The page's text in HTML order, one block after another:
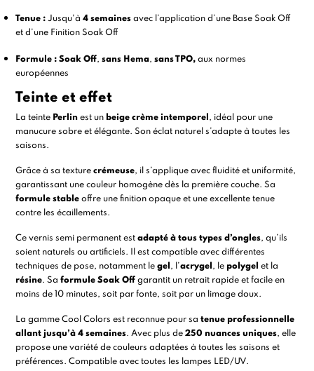
Tenue : Jusqu'à4 semaines avec l’application d’une Base Soak Off
et d’une Finition Soak Off
Formule : Soak Off,sans Hema, sans TPO, aux normes
européennes
Teinte et effet
La teinte Perlinest un beige crème intemporel , idéal pour une
manucure sobre et élégante. Son éclat naturel s’adapte à toutes les
saisons.
Grâce à sa texturecrémeuse, il s’applique avec fluidité et uniformité,
garantissant une couleur homogène dès la première couche. Sa
formule stable offre une finition opaque et une excellente tenue
contre les écaillements.
Ce vernis semi permanent estadapté à tous types d’ongles, qu’ils
soient naturels ou artificiels. Il est compatible avec différentes
techniques de pose, notamment legel , l’acrygel , le polygel et la
résine. Saformule Soak Off garantit un retrait rapide et facile en
moins de 10 minutes, soit parfonte, soit par un limage doux.
La gammeCool Colors est reconnue pour satenue professionnelle
allant jusqu’à 4 semaines. Avec plus de250 nuances uniques, elle
propose une variété de couleurs adaptées à toutes les saisons et
préférences. Compatible avec toutes les lampes LED/UV.